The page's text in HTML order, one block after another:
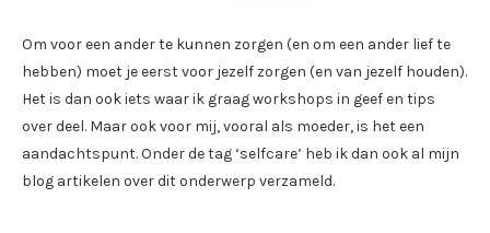
Om voor een ander te kunnen zorgen (en om een ander lief te
hebben) moet je eerst voor jezelf zorgen (en van jezelf houden).
Het is dan ook iets waar ik graag workshops in geef en tips
over deel. Maar ook voor mij, vooral als moeder, is het een
aandachtspunt. Onder de tag ‘selfcare’ heb ik dan ook al mijn
blog artikelen over dit onderwerp verzameld.